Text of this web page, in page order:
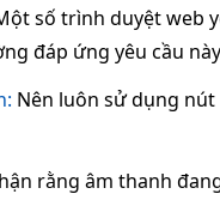
số trình duyệt web
đáp ứng yêu cầu
Nên luôn sử dụng
rằng âm thanh